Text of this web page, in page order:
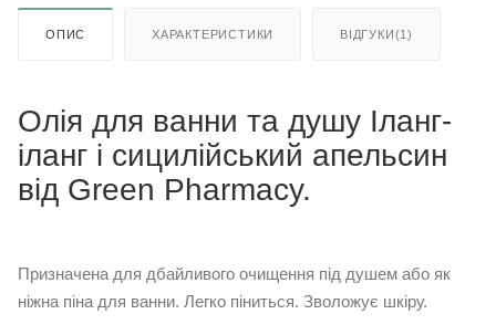
ОПИС ХАРАКТЕРИСТИКИ ВІДГУКИ(1)
Олія для ванни та душу Іланг-
іланг і сицилійський апельсин
від Green Pharmacy.
Призначена для дбайливого очищення під душем або як
ніжна піна для ванни. Легко піниться. Зволожує шкіру.